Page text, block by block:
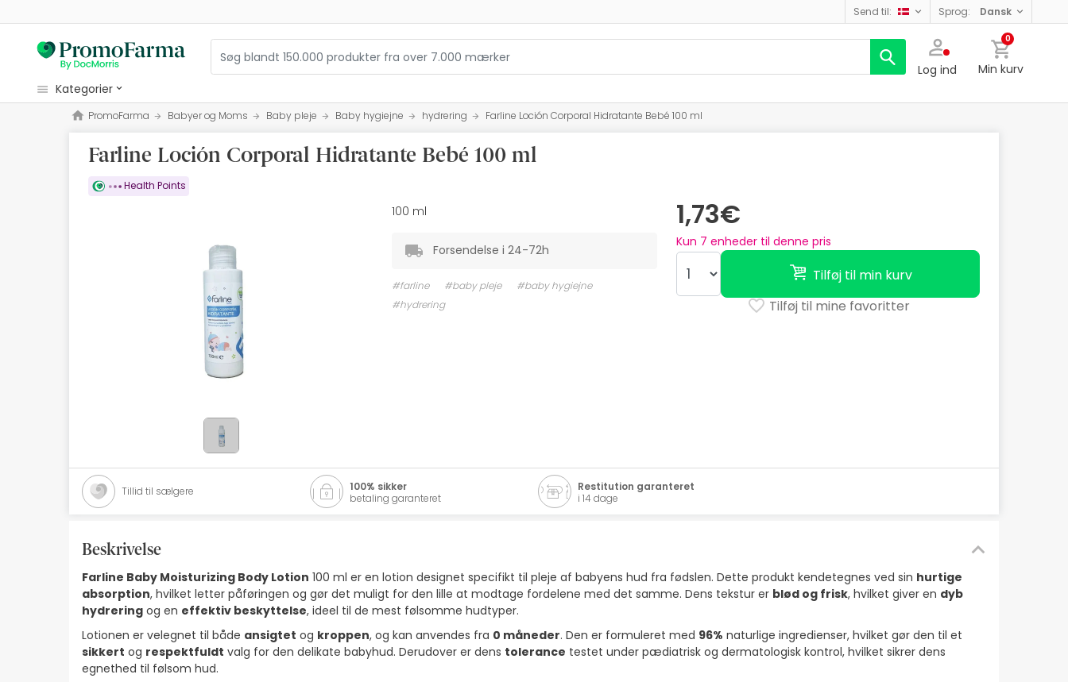
send til: sprog: dansk
Log ind
0
Min kurv
kategorier
kosmetiske
sundhed
hygiejne
Bedste sælgere
Health Points
PromoFarma Babyer og Moms Baby pleje Baby hygiejne hydrering Farline Loción Corporal Hidratante Bebé 100 ml
Farline Loción Corporal Hidratante Bebé 100 ml
Health Points
1,73€
Kun 7 enheder til denne pris
Tilføj til min kurv
Tilføj til mine favoritter
100 ml
Forsendelse i 24-72h
#farline #baby pleje
#baby hygiejne
#hydrering
Tillid til sælgere
100% sikker
betaling garanteret
Restitution garanteret
i 14 dage
Beskrivelse
Farline Baby Moisturizing Body Lotion 100 ml er en lotion designet specifikt til pleje af babyens hud fra fødslen. Dette produkt kendetegnes ved sin hurtige
absorption, hvilket letter påføringen og gør det muligt for den lille at modtage fordelene med det samme. Dens tekstur er blød og frisk, hvilket giver en dyb
hydrering og en effektiv beskyttelse, ideel til de mest følsomme hudtyper.
Lotionen er velegnet til både ansigtet og kroppen, og kan anvendes fra 0 måneder. Den er formuleret med 96% naturlige ingredienser, hvilket gør den til et
sikkert og respektfuldt valg for den delikate babyhud. Derudover er dens tolerance testet under pædiatrisk og dermatologisk kontrol, hvilket sikrer dens
egnethed til følsom hud.